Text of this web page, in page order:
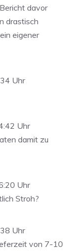
davor
drastisch
eigener
Uhr
Uhr
damit zu
Uhr
Stroh?
Uhr
von 7-10